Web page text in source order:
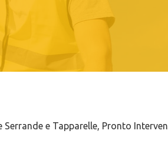
e Tapparelle, Pronto